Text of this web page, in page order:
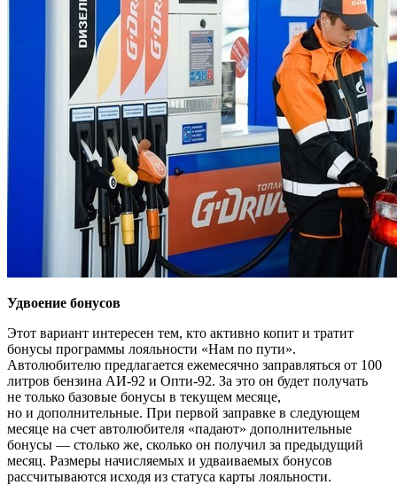
Удвоение бонусов
Этот вариант интересен тем, кто активно копит и тратит
бонусы программы лояльности «Нам по пути».
Автолюбителю предлагается ежемесячно заправляться от 100
литров бензина АИ-92 и Опти-92. За это он будет получать
не только базовые бонусы в текущем месяце,
но и дополнительные. При первой заправке в следующем
месяце на счет автолюбителя «падают» дополнительные
бонусы — столько же, сколько он получил за предыдущий
месяц. Размеры начисляемых и удваиваемых бонусов
рассчитываются исходя из статуса карты лояльности.